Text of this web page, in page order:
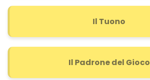
Il Tuono
Il Padrone del Gioco